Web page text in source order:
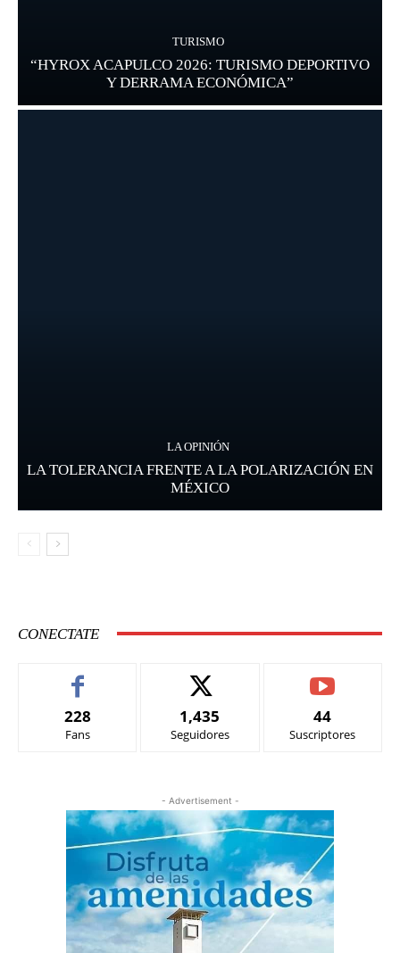
TURISMO
“HYROX ACAPULCO 2026: TURISMO DEPORTIVO
Y DERRAMA ECONÓMICA”
LA OPINIÓN
LA TOLERANCIA FRENTE A LA POLARIZACIÓN EN
MÉXICO
CONECTATE
228
Fans
1,435
Seguidores
44
Suscriptores
- Advertisement -